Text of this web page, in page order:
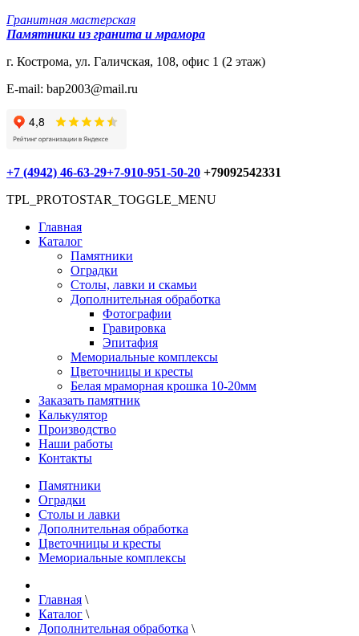
Гранитная мастерская
Памятники из гранита и мрамора
г. Кострома, ул. Галичская, 108, офис 1 (2 этаж)
E-mail: bap2003@mail.ru
+7 (4942) 46-63-29+7-910-951-50-20 +79092542331
TPL_PROTOSTAR_TOGGLE_MENU
Главная
Каталог
Памятники
Оградки
Столы, лавки и скамьи
Дополнительная обработка
Фотографии
Гравировка
Эпитафия
Мемориальные комплексы
Цветочницы и кресты
Белая мраморная крошка 10-20мм
Заказать памятник
Калькулятор
Производство
Наши работы
Контакты
Памятники
Оградки
Столы и лавки
Дополнительная обработка
Цветочницы и кресты
Мемориальные комплексы
Главная \
Каталог \
Дополнительная обработка \